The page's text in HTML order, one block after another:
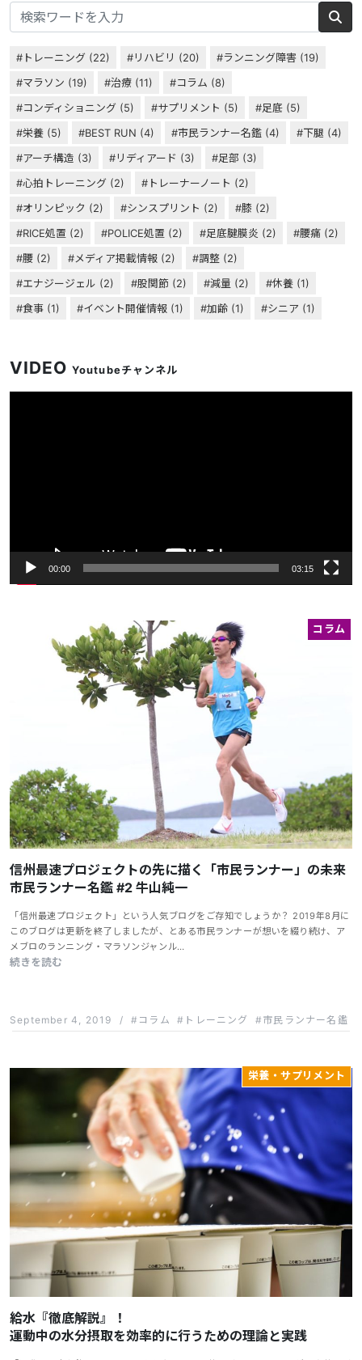
トレーニング (22) リハビリ (20) ランニング障害 (19)
マラソン (19) 治療 (11) コラム (8)
コンディショニング (5) サプリメント (5) 足底 (5)
栄養 (5) BEST RUN (4) 市民ランナー名鑑 (4) 下腿 (4)
アーチ構造 (3) リディアード (3) 足部 (3)
心拍トレーニング (2) トレーナーノート (2)
オリンピック (2) シンスプリント (2) 膝 (2)
RICE処置 (2) POLICE処置 (2) 足底腱膜炎 (2) 腰痛 (2)
腰 (2) メディア掲載情報 (2) 調整 (2)
エナジージェル (2) 股関節 (2) 減量 (2) 休養 (1)
食事 (1) イベント開催情報 (1) 加齢 (1) シニア (1)
VIDEOYoutubeチャンネル
00:00 03:15
信州最速プロジェクトの先に描く「市民ランナー」の未来
市民ランナー名鑑 #2 牛山純一
コラム
「信州最速プロジェクト」という人気ブログをご存知でしょうか？ 2019年8月に
このブログは更新を終了しましたが、とある市民ランナーが想いを綴り続け、ア
メブロのランニング・マラソンジャンル…
続きを読む
September 4, 2019 / コラム トレーニング 市民ランナー名鑑
給水『徹底解説』！
運動中の水分摂取を効率的に行うための理論と実践
栄養・サプリメント